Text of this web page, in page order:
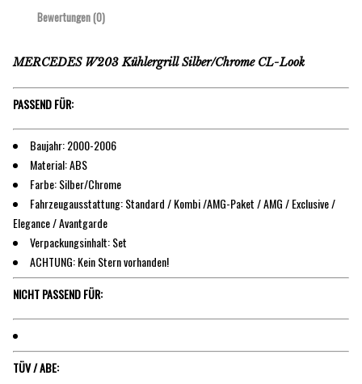
Bewertungen (0)
MERCEDES W203 Kühlergrill Silber/Chrome CL-Look
PASSEND FÜR:
Baujahr: 2000-2006
Material: ABS
Farbe: Silber/Chrome
Fahrzeugausstattung: Standard / Kombi /AMG-Paket / AMG / Exclusive /
Elegance / Avantgarde
Verpackungsinhalt: Set
ACHTUNG: Kein Stern vorhanden!
NICHT PASSEND FÜR:
TÜV / ABE: